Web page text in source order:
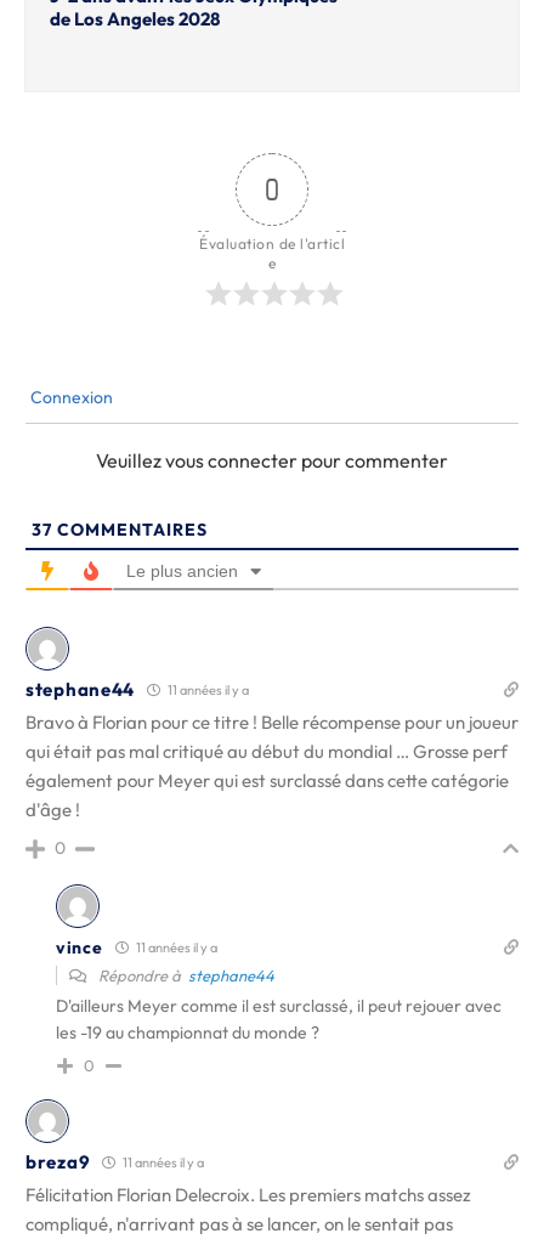
de Los Angeles 2028
0
Évaluation de l'articl
e
Connexion
Veuillez vous connecter pour commenter
37 COMMENTAIRES
Le plus ancien
stephane44 11 années il y a
Bravo à Florian pour ce titre ! Belle récompense pour un joueur
qui était pas mal critiqué au début du mondial … Grosse perf
également pour Meyer qui est surclassé dans cette catégorie
d'âge !
0
vince 11 années il y a
Répondre à stephane44
D'ailleurs Meyer comme il est surclassé, il peut rejouer avec
les -19 au championnat du monde ?
0
breza9 11 années il y a
Félicitation Florian Delecroix. Les premiers matchs assez
compliqué, n'arrivant pas à se lancer, on le sentait pas